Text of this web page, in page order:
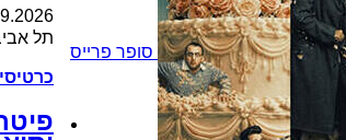
סופר פרייס
.2026
תל